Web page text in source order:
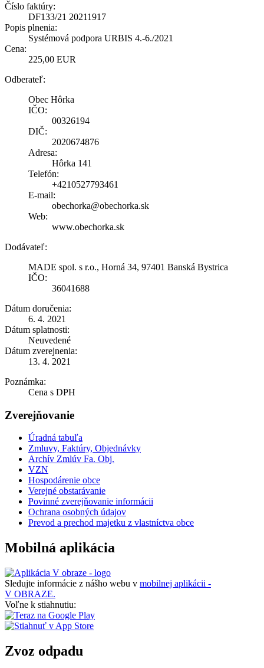
Číslo faktúry:
DF133/21 20211917
Popis plnenia:
Systémová podpora URBIS 4.-6./2021
Cena:
225,00 EUR
Odberateľ:
Obec Hôrka
IČO:
00326194
DIČ:
2020674876
Adresa:
Hôrka 141
Telefón:
+4210527793461
E-mail:
obechorka@obechorka.sk
Web:
www.obechorka.sk
Dodávateľ:
MADE spol. s r.o., Horná 34, 97401 Banská Bystrica
IČO:
36041688
Dátum doručenia:
6. 4. 2021
Dátum splatnosti:
Neuvedené
Dátum zverejnenia:
13. 4. 2021
Poznámka:
Cena s DPH
Zverejňovanie
Úradná tabuľa
Zmluvy, Faktúry, Objednávky
Archív Zmlúv Fa. Obj.
VZN
Hospodárenie obce
Verejné obstarávanie
Povinné zverejňovanie informácii
Ochrana osobných údajov
Prevod a prechod majetku z vlastníctva obce
Mobilná aplikácia
Sledujte informácie z nášho webu v mobilnej aplikácii -
V OBRAZE.
Voľne k stiahnutiu:
Zvoz odpadu